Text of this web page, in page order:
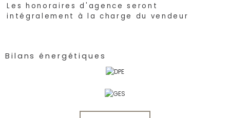
Les honoraires d'agence seront
intégralement à la charge du vendeur
Bilans énergétiques